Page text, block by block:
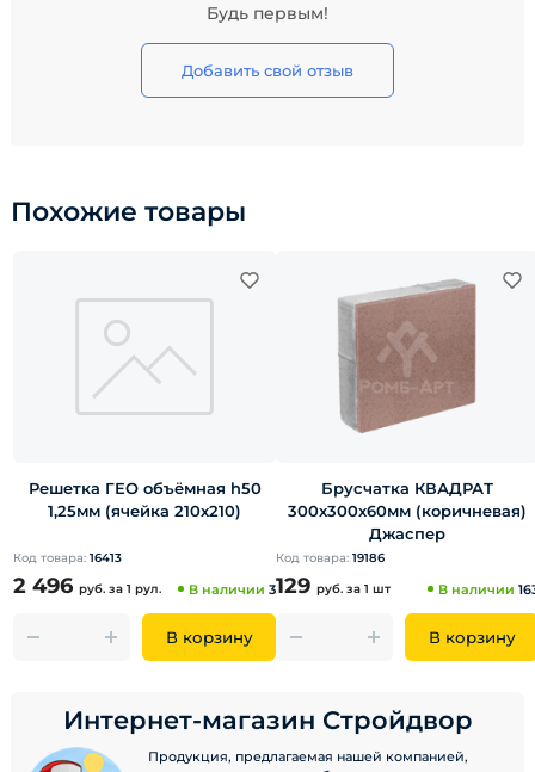
Будь первым!
Добавить свой отзыв
Похожие товары
Решетка ГЕО объёмная h50
1,25мм (ячейка 210х210)
Код товара: 16413
2 496 руб. за 1 рул. В наличии 3
В корзину
Брусчатка КВАДРАТ
300х300х60мм (коричневая)
Джаспер
Код товара: 19186
129 руб. за 1 шт В наличии
В корзину
Интернет-магазин Стройдвор
Продукция, предлагаемая нашей компанией,